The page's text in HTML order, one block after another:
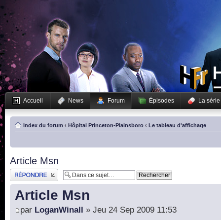
Accueil News Forum Épisodes La série
Index du forum ‹ Hôpital Princeton-Plainsboro ‹ Le tableau d'affichage
Article Msn
Publier une réponse
Article Msn
par LoganWinall » Jeu 24 Sep 2009 11:53